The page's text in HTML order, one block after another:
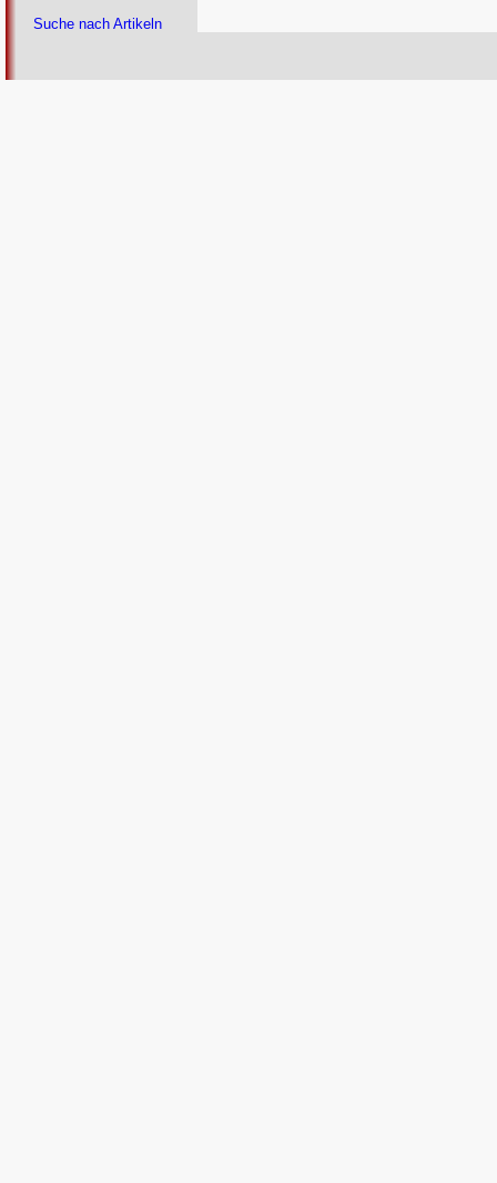
Suche nach Artikeln